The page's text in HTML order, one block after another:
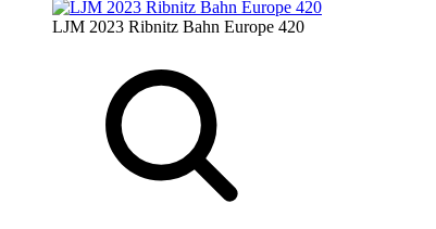
LJM 2023 Ribnitz Bahn Europe 420